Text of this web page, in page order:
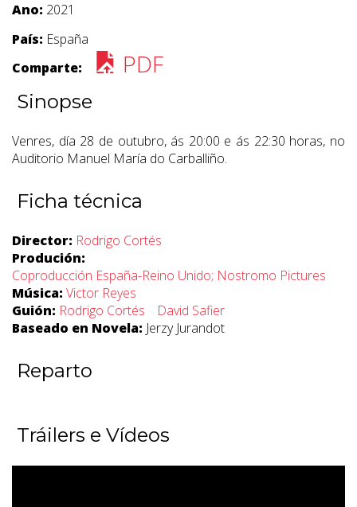
Ano: 2021
País: España
Comparte:
PDF
Sinopse
Venres, día 28 de outubro, ás 20:00 e ás 22:30 horas, no
Auditorio Manuel María do Carballiño.
Ficha técnica
Director: Rodrigo Cortés
Produción:
Coproducción España-Reino Unido; Nostromo Pictures
Música: Victor Reyes
Guión: Rodrigo Cortés
David Safier
Baseado en Novela: Jerzy Jurandot
Reparto
Tráilers e Vídeos